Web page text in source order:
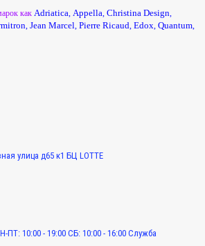
как Adriatica, Appella, Christina Design,
, Jean Marcel, Pierre Ricaud, Edox, Quantum,
улица д65 к1 БЦ LOTTE
ПТ: 10:00 - 19:00 СБ: 10:00 - 16:00 Служба